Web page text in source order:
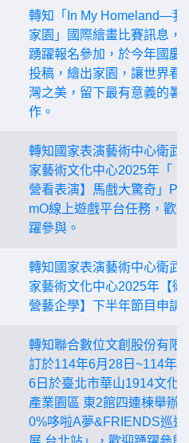
轉知「In My Homeland—我
家園」國際繪畫比賽訊息，
踴躍報名參加，於今年國慶
投稿，繪出家園，讓世界看
灣之美，留下最有意義的暑
作。
轉知國家表演藝術中心衛武
家藝術文化中心2025年「【
營看表演】馬戲大驚奇」
mO線上遊戲平台任務，歡
躍參與。
轉知國家表演藝術中心衛武
家藝術文化中心2025年【衛
營藝企學】下半年節目申請
轉知聯合數位文創股份有限
訂於114年6月28日~114年
6日於臺北市華山1914文化
產業園區 東2館四連棟舉辦
0%哆啦A夢&FRIENDS巡迴